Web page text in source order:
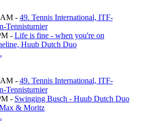
AM - 49. Tennis International, ITF-
Tennisturnier
- Life is fine - when you're on
Huub Dutch Duo
AM - 49. Tennis International, ITF-
Tennisturnier
- Swinging Busch - Huub Dutch Duo
& Moritz